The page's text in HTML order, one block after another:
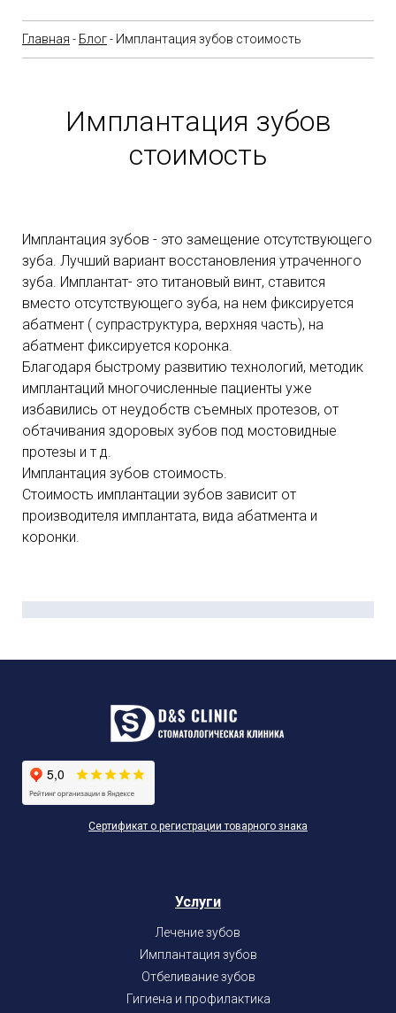
Главная - Блог- Имплантация зубов стоимость
Имплантация зубов
стоимость
Имплантация зубов - это замещение отсутствующего
зуба. Лучший вариант восстановления утраченного
зуба. Имплантат- это титановый винт, ставится
вместо отсутствующего зуба, на нем фиксируется
абатмент ( супраструктура, верхняя часть), на
абатмент фиксируется коронка.
Благодаря быстрому развитию технологий, методик
имплантаций многочисленные пациенты уже
избавились от неудобств съемных протезов, от
обтачивания здоровых зубов под мостовидные
протезы и т д.
Имплантация зубов стоимость.
Стоимость имплантации зубов зависит от
производителя имплантата, вида абатмента и
коронки.
Сертификат о регистрации товарного знака
Услуги
Лечение зубов
Имплантация зубов
Отбеливание зубов
Гигиена и профилактика